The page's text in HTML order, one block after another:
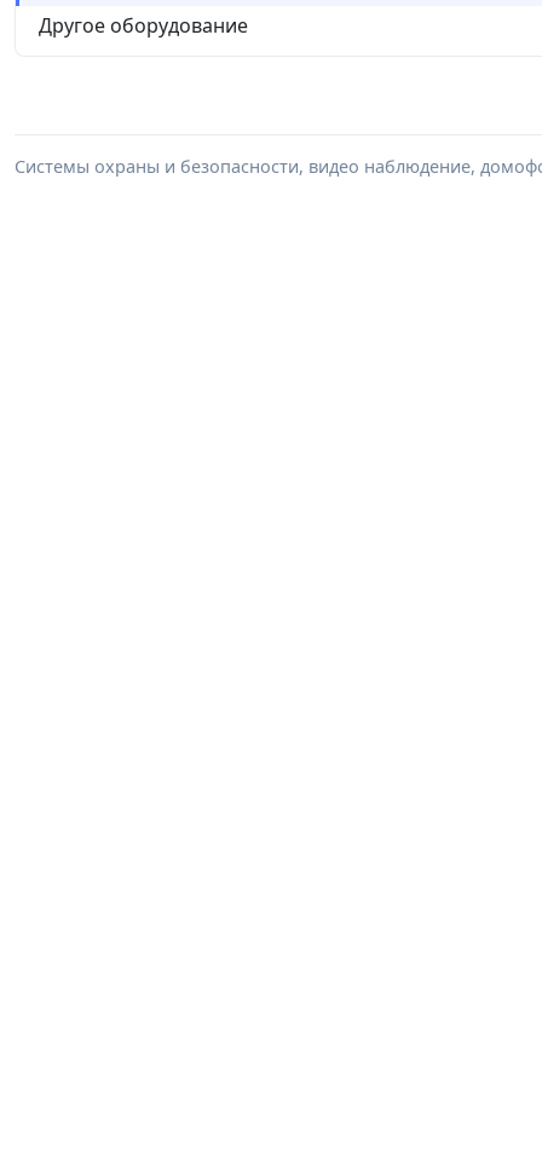
Другое оборудование
Системы охраны и безопасности, видео наблюдение,